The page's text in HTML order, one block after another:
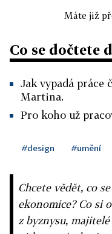
Máte již
Co se dočtete
Jak vypadá práce
Martina.
Pro koho už
#design #umění
Chcete vědět, co
ekonomice? Co si
z byznysu,